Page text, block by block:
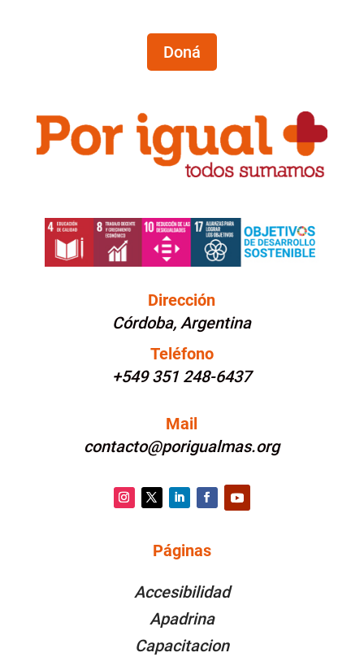
Doná
Dirección
Córdoba, Argentina
Teléfono
+549 351 248-6437
Mail
contacto@porigualmas.org
Facebook
Páginas
Accesibilidad
Apadrina
Capacitacion